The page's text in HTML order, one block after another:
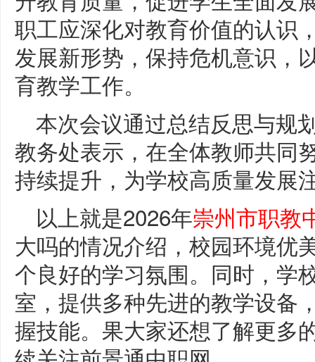
职工应深化对教育价值的认识
发展新形势，保持危机意识，
育教学工作。
本次会议通过总结反思与规
教务处表示，在全体教师共同
持续提升，为学校高质量发展
以上就是2026年崇州市职教
大吗的情况介绍，校园环境优
个良好的学习氛围。同时，学
室，提供多种先进的教学设备
握技能。果大家还想了解更多